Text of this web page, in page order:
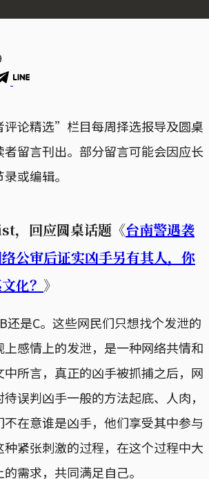
评论精选”栏目每周择选报导及圆桌
留言刊出。部分留言可能会因应长
或编辑。
回应圆桌话题《台南警遇袭
公审后证实凶手另有其人，你
化？ 》
还是C。这些网民们只想找个发泄的
感情上的发泄，是一种网络共情和
中所言，真正的凶手被抓捕之后，网
误判凶手一般的方法起底、人肉，
在意谁是凶手，他们享受其中参与
紧张刺激的过程，在这个过程中大
需求，共同满足自己。